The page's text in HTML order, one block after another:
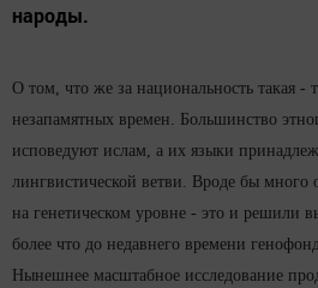
народы.
О том, что же за национальность такая -
незапамятных времен. Большинство
исповедуют ислам, а их языки
лингвистической ветви. Вроде бы много
на генетическом уровне - это и решили
более что до недавнего времени
Нынешнее масштабное исследование